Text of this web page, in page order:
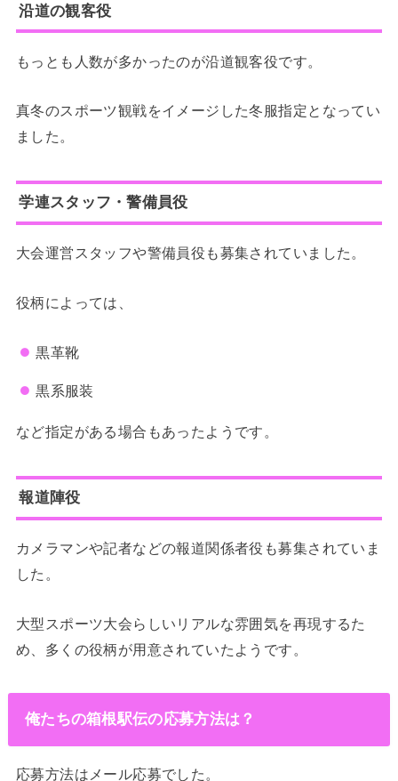
沿道の観客役
もっとも人数が多かったのが沿道観客役です。
真冬のスポーツ観戦をイメージした冬服指定となってい
ました。
学連スタッフ・警備員役
大会運営スタッフや警備員役も募集されていました。
役柄によっては、
黒革靴
黒系服装
など指定がある場合もあったようです。
報道陣役
カメラマンや記者などの報道関係者役も募集されていま
した。
大型スポーツ大会らしいリアルな雰囲気を再現するた
め、多くの役柄が用意されていたようです。
俺たちの箱根駅伝の応募方法は？
応募方法はメール応募でした。